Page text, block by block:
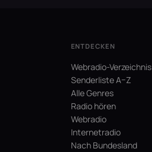
ENTDECKEN
Webradio-Verzeichnis
Senderliste A–Z
Alle Genres
Radio hören
Webradio
Internetradio
Nach Bundesland